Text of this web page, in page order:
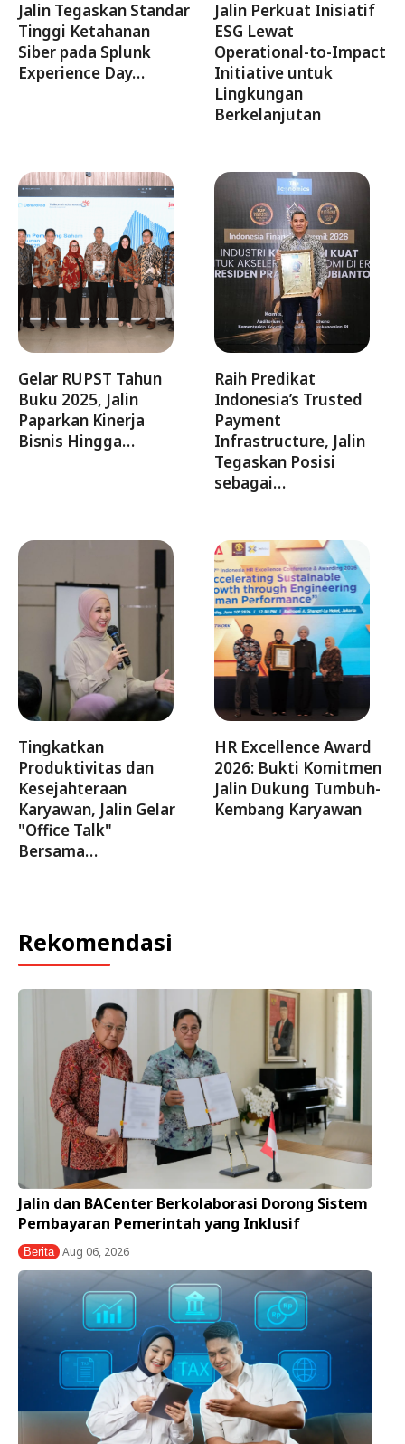
Jalin Tegaskan Standar
Tinggi Ketahanan
Siber pada Splunk
Experience Day…
Jalin Perkuat Inisiatif
ESG Lewat
Operational-to-Impact
Initiative untuk
Lingkungan
Berkelanjutan
Gelar RUPST Tahun
Buku 2025, Jalin
Paparkan Kinerja
Bisnis Hingga…
Raih Predikat
Indonesia’s Trusted
Payment
Infrastructure, Jalin
Tegaskan Posisi
sebagai…
Tingkatkan
Produktivitas dan
Kesejahteraan
Karyawan, Jalin Gelar
"Office Talk"
Bersama…
HR Excellence Award
2026: Bukti Komitmen
Jalin Dukung Tumbuh-
Kembang Karyawan
Rekomendasi
Jalin dan BACenter Berkolaborasi Dorong Sistem
Pembayaran Pemerintah yang Inklusif
Berita Aug 06, 2026